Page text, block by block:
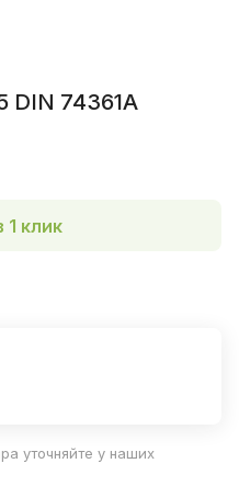
DIN 74361A
1 клик
уточняйте у наших